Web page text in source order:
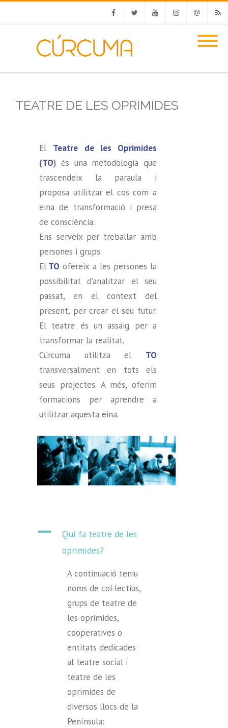
Email RSS
TEATRE DE LES OPRIMIDES
El Teatre de les Oprimides
(TO) és una metodologia que
trascendeix la paraula i
proposa utilitzar el cos com a
eina de transformació i presa
de consciència.
Ens serveix per treballar amb
persones i grups.
El TO ofereix a les persones la
possibilitat d’analitzar el seu
passat, en el context del
present, per crear el seu futur.
El teatre és un assaig per a
transformar la realitat.
Cúrcuma utilitza el TO
transversalment en tots els
seus projectes. A més, oferim
formacions per aprendre a
utilitzar aquesta eina.
A
Qui fa teatre de les
oprimides?
A continuació teniu
noms de col·lectius,
grups de teatre de
les oprimides,
cooperatives o
entitats dedicades
al teatre social i
teatre de les
oprimides de
diversos llocs de la
Península: